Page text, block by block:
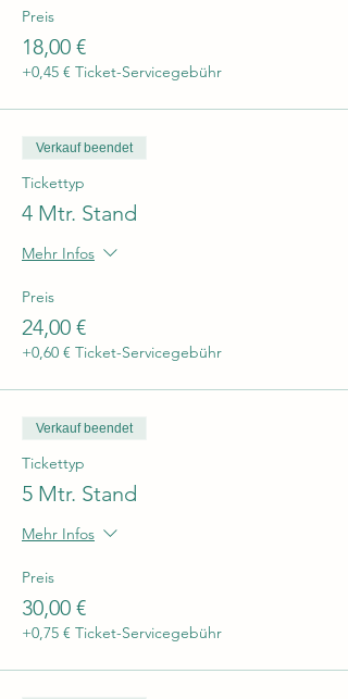
Preis
18,00 €
+0,45 € Ticket-Servicegebühr
Verkauf beendet
Tickettyp
4 Mtr. Stand
Mehr Infos
Preis
24,00 €
+0,60 € Ticket-Servicegebühr
Verkauf beendet
Tickettyp
5 Mtr. Stand
Mehr Infos
Preis
30,00 €
+0,75 € Ticket-Servicegebühr